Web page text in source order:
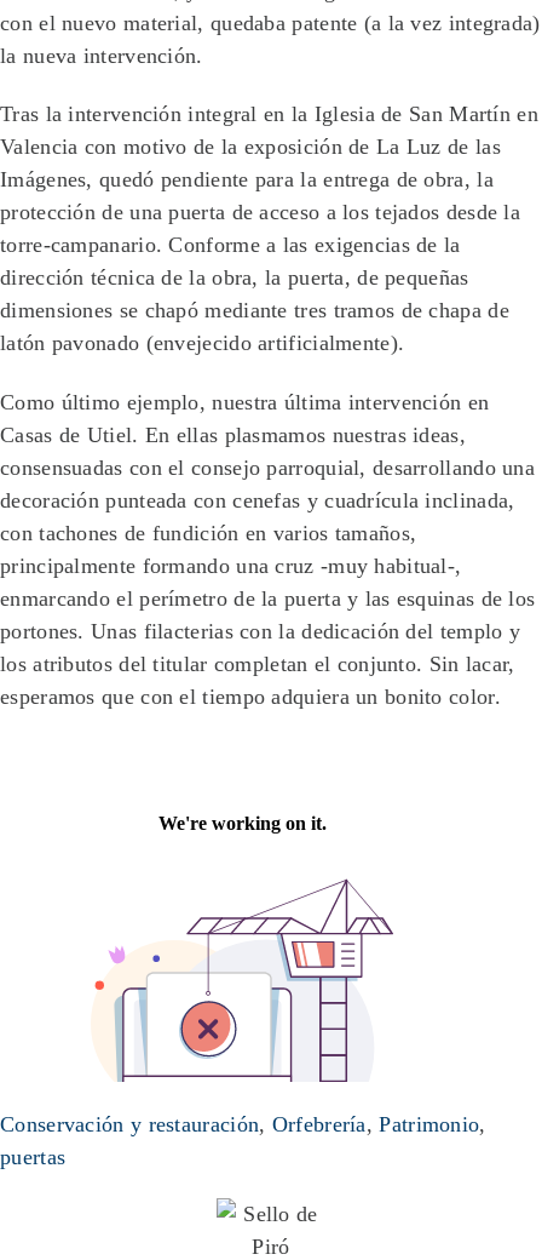
con el nuevo material, quedaba patente (a la vez integrada)
la nueva intervención.
Tras la intervención integral en la Iglesia de San Martín en
Valencia con motivo de la exposición de La Luz de las
Imágenes, quedó pendiente para la entrega de obra, la
protección de una puerta de acceso a los tejados desde la
torre-campanario. Conforme a las exigencias de la
dirección técnica de la obra, la puerta, de pequeñas
dimensiones se chapó mediante tres tramos de chapa de
latón pavonado (envejecido artificialmente).
Como último ejemplo, nuestra última intervención en
Casas de Utiel. En ellas plasmamos nuestras ideas,
consensuadas con el consejo parroquial, desarrollando una
decoración punteada con cenefas y cuadrícula inclinada,
con tachones de fundición en varios tamaños,
principalmente formando una cruz -muy habitual-,
enmarcando el perímetro de la puerta y las esquinas de los
portones. Unas filacterias con la dedicación del templo y
los atributos del titular completan el conjunto. Sin lacar,
esperamos que con el tiempo adquiera un bonito color.
Conservación y restauración, Orfebrería,Patrimonio,
puertas